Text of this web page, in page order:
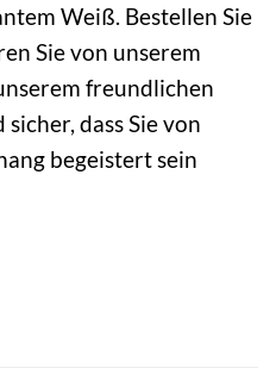
Weiß. Bestellen Sie
Sie von unserem
freundlichen
dass Sie von
begeistert sein